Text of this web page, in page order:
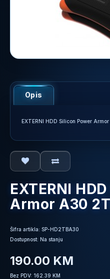
Opis
EXTERNI HDD Silicon Power
EXTERNI
Armor A30
Šifra artikla: SP-HD2TBA30
Dostupnost: Na stanju
190.00 KM
Bez PDV: 162.39 KM